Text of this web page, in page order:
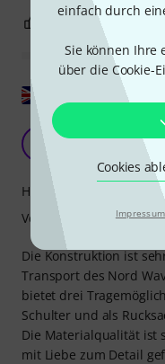
einfach durch
Sie können Ihre
über die Cookie-
Cookies
Impressum
0
Original zeigen
Gutes aber
Die Konstruktion ist
Transport des Nord
bietet drei
Schulter und als
Die Materialqualität ist
mit Liebe zum Detail
Handling
Verarbeitung